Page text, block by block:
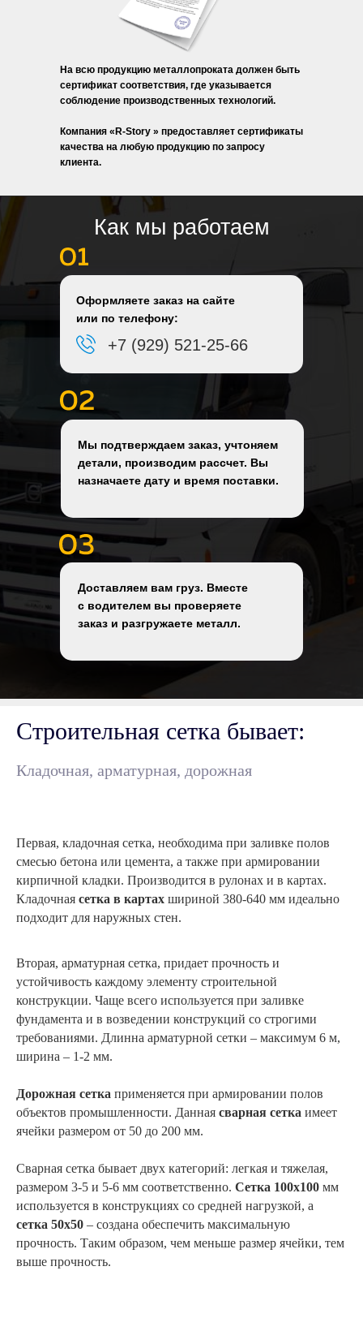
На всю продукцию металлопроката должен быть
сертификат соответствия, где указывается
соблюдение производственных технологий.
Компания «R-Story » предоставляет сертификаты
качества на любую продукцию по запросу
клиента.
Как мы работаем
Оформляете заказ на сайте
или по телефону:
+7 (929) 521-25-66
Мы подтверждаем заказ, учтоняем
детали, производим рассчет. Вы
назначаете дату и время поставки.
Доставляем вам груз. Вместе
с водителем вы проверяете
заказ и разгружаете металл.
Строительная сетка бывает:
Кладочная, арматурная, дорожная
Первая, кладочная сетка, необходима при заливке полов
смесью бетона или цемента, а также при армировании
кирпичной кладки. Производится в рулонах и в картах.
Кладочная сетка в картах шириной 380-640 мм идеально
подходит для наружных стен.
Вторая, арматурная сетка, придает прочность и
устойчивость каждому элементу строительной
конструкции. Чаще всего используется при заливке
фундамента и в возведении конструкций со строгими
требованиями. Длинна арматурной сетки – максимум 6 м,
ширина – 1-2 мм.
Дорожная сетка применяется при армировании полов
объектов промышленности. Данная сварная сетка имеет
ячейки размером от 50 до 200 мм.
Сварная сетка бывает двух категорий: легкая и тяжелая,
размером 3-5 и 5-6 мм соответственно. Сетка 100х100 мм
используется в конструкциях со средней нагрузкой, а
сетка 50х50 – создана обеспечить максимальную
прочность. Таким образом, чем меньше размер ячейки, тем
выше прочность.